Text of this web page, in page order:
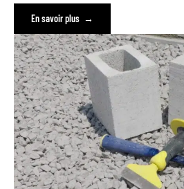
En savoir plus